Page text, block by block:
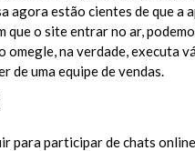
agora estão cientes de que a
que o site entrar no ar,
omegle, na verdade, executa
de uma equipe de vendas.
para participar de chats